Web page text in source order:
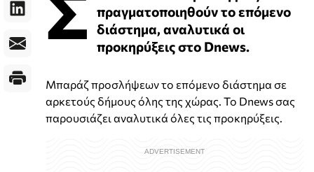
πραγματοποιηθούν το επόμενο
διάστημα, αναλυτικά οι
προκηρύξεις στο Dnews.
Μπαράζ προσλήψεων το επόμενο διάστημα σε
αρκετούς δήμους όλης της χώρας. Το Dnews σας
παρουσιάζει αναλυτικά όλες τις προκηρύξεις.